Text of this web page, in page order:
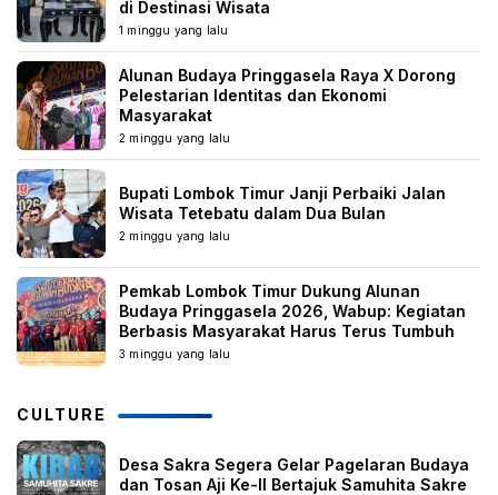
di Destinasi Wisata
1 minggu yang lalu
Alunan Budaya Pringgasela Raya X Dorong
Pelestarian Identitas dan Ekonomi
Masyarakat
2 minggu yang lalu
Bupati Lombok Timur Janji Perbaiki Jalan
Wisata Tetebatu dalam Dua Bulan
2 minggu yang lalu
Pemkab Lombok Timur Dukung Alunan
Budaya Pringgasela 2026, Wabup: Kegiatan
Berbasis Masyarakat Harus Terus Tumbuh
3 minggu yang lalu
CULTURE
Desa Sakra Segera Gelar Pagelaran Budaya
dan Tosan Aji Ke-II Bertajuk Samuhita Sakre